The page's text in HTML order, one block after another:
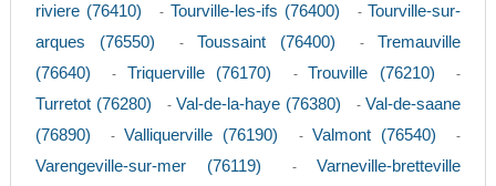
riviere (76410)
- Tourville-les-ifs (76400) - Tourville-sur-
arques (76550)
- Toussaint (76400) - Tremauville
(76640)
- Triquerville (76170) - Trouville (76210) -
Turretot (76280) - Val-de-la-haye (76380) - Val-de-saane
(76890)
- Valliquerville (76190) - Valmont (76540) -
Varengeville-sur-mer (76119) - Varneville-bretteville